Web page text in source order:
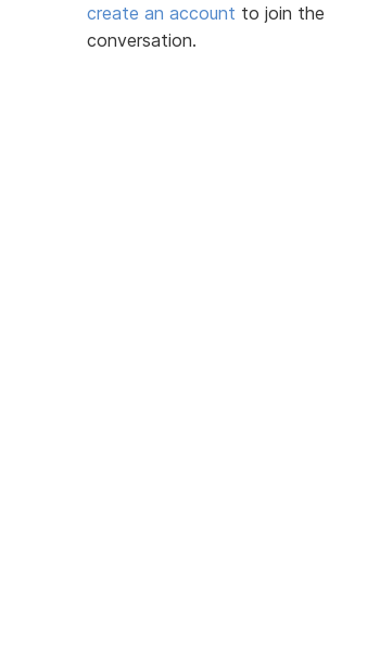
create an account to join the
conversation.